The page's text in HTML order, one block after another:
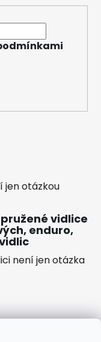
jen otázkou
vidlice
enduro,
není jen otázka